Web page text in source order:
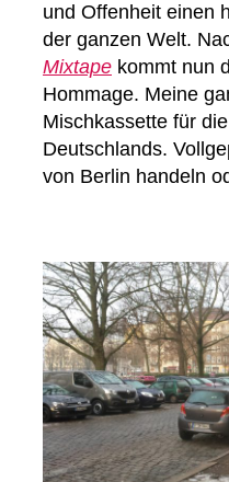
und Offenheit einen
der ganzen Welt.
Mixtape kommt nun
Hommage. Meine
Mischkassette für
Deutschlands.
von Berlin handeln